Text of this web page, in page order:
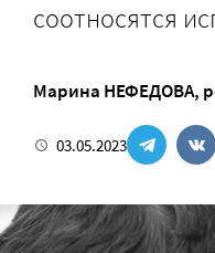
соотносятся
Марина НЕФЕДОВА,
03.05.2023